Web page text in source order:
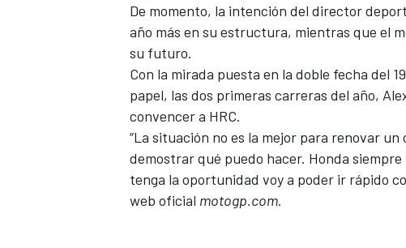
De momento, la intención del director
año más en su estructura, mientras que el
su futuro.
Con la mirada puesta en la doble fecha del
papel, las dos primeras carreras del año,
convencer a HRC.
“La situación no es la mejor para renovar
demostrar qué puedo hacer. Honda
tenga la oportunidad voy a poder ir rápido
web oficial motogp.com.